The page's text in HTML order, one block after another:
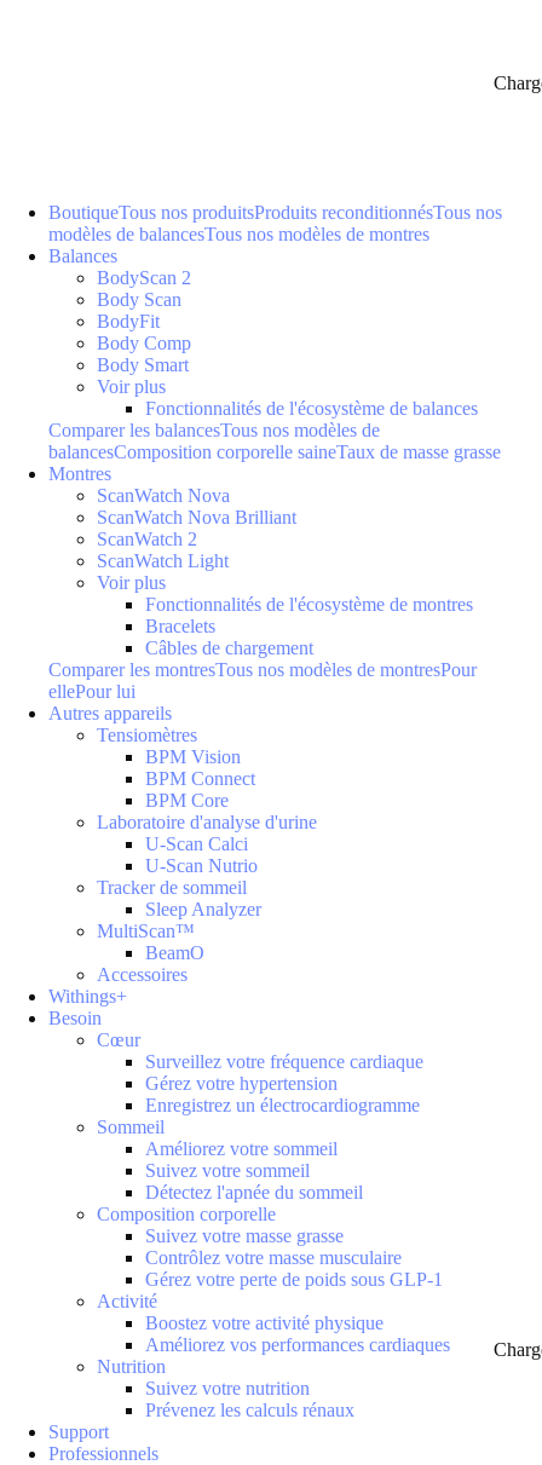
BoutiqueTous nos produitsProduits reconditionnésTous nos
modèles de balancesTous nos modèles de montres
Balances
BodyScan 2
Body Scan
BodyFit
Body Comp
Body Smart
Voir plus
Fonctionnalités de l'écosystème de balances
Comparer les balancesTous nos modèles de
balancesComposition corporelle saineTaux de masse grasse
Montres
ScanWatch Nova
ScanWatch Nova Brilliant
ScanWatch 2
ScanWatch Light
Voir plus
Fonctionnalités de l'écosystème de montres
Bracelets
Câbles de chargement
Comparer les montresTous nos modèles de montresPour
ellePour lui
Autres appareils
Tensiomètres
BPM Vision
BPM Connect
BPM Core
Laboratoire d'analyse d'urine
U-Scan Calci
U-Scan Nutrio
Tracker de sommeil
Sleep Analyzer
MultiScan™
BeamO
Accessoires
Withings+
Besoin
Cœur
Surveillez votre fréquence cardiaque
Gérez votre hypertension
Enregistrez un électrocardiogramme
Sommeil
Améliorez votre sommeil
Suivez votre sommeil
Détectez l'apnée du sommeil
Composition corporelle
Suivez votre masse grasse
Contrôlez votre masse musculaire
Gérez votre perte de poids sous GLP-1
Activité
Boostez votre activité physique
Améliorez vos performances cardiaques
Nutrition
Suivez votre nutrition
Prévenez les calculs rénaux
Support
Professionnels